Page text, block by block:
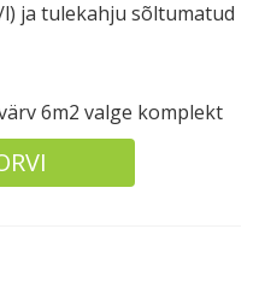
l) ja tulekahju sõltumatud
6m2 valge komplekt